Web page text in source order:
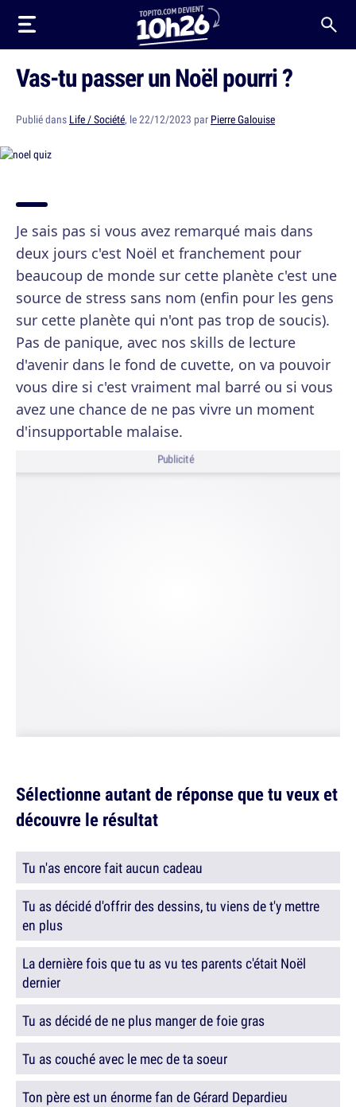
Vas-tu passer un Noël pourri ?
Publié dans Life / Société, le 22/12/2023 par Pierre Galouise
Je sais pas si vous avez remarqué mais dans
deux jours c'est Noël et franchement pour
beaucoup de monde sur cette planète c'est une
source de stress sans nom (enfin pour les gens
sur cette planète qui n'ont pas trop de soucis).
Pas de panique, avec nos skills de lecture
d'avenir dans le fond de cuvette, on va pouvoir
vous dire si c'est vraiment mal barré ou si vous
avez une chance de ne pas vivre un moment
d'insupportable malaise.
Publicité
Sélectionne autant de réponse que tu veux et
découvre le résultat
Tu n'as encore fait aucun cadeau
Tu as décidé d'offrir des dessins, tu viens de t'y mettre
en plus
La dernière fois que tu as vu tes parents c'était Noël
dernier
Tu as décidé de ne plus manger de foie gras
Tu as couché avec le mec de ta soeur
Ton père est un énorme fan de Gérard Depardieu